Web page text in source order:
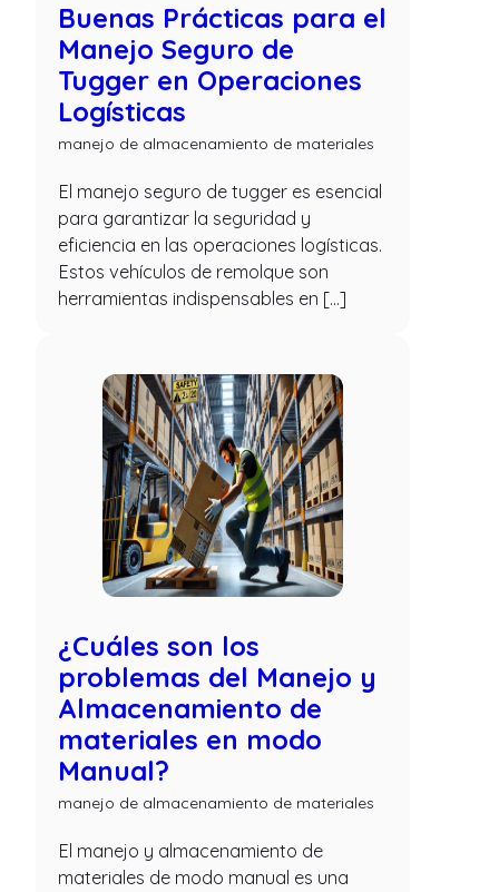
Buenas Prácticas para el
Manejo Seguro de
Tugger en Operaciones
Logísticas
manejo de almacenamiento de materiales
El manejo seguro de tugger es esencial
para garantizar la seguridad y
eficiencia en las operaciones logísticas.
Estos vehículos de remolque son
herramientas indispensables en […]
¿Cuáles son los
problemas del Manejo y
Almacenamiento de
materiales en modo
Manual?
manejo de almacenamiento de materiales
El manejo y almacenamiento de
materiales de modo manual es una